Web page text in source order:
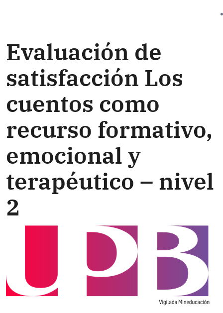
Evaluación de
satisfacción Los
cuentos como
recurso formativo,
emocional y
terapéutico – nivel
2